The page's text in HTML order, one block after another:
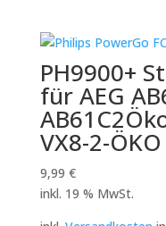
PH9900+
für AEG
VX8-2-
9,99 €
inkl. 19 % MwSt.